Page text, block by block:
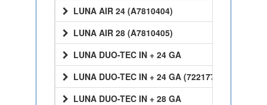
LUNA AIR 24 (A7810404)
LUNA AIR 28 (A7810405)
LUNA DUO-TEC IN + 24 GA
LUNA DUO-TEC IN + 24 GA (7221770)
LUNA DUO-TEC IN + 28 GA